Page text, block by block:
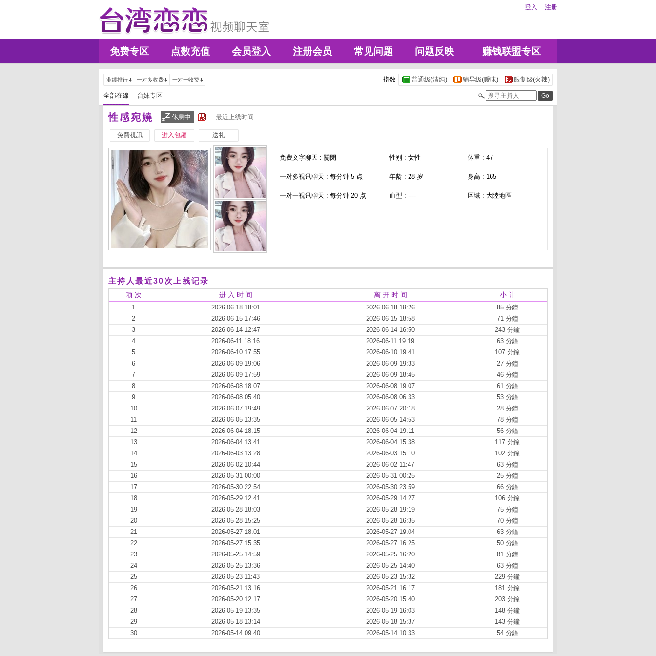
登入 注册
免费专区 点数充值 会员登入 注册会员 常见问题 问题反映 赚钱联盟专区
业绩排行 一对多收费 一对一收费 指数 普通级(清纯) 辅导级(暧昧) 限制级(火辣)
全部在線 台妹专区
性感宛嬈 休息中 最近上线时间 :
免費視訊 进入包厢 送礼
免费文字聊天 : 關閉
一对多视讯聊天 : 每分钟 5 点
一对一视讯聊天 : 每分钟 20 点
性别 : 女性 体重 : 47
年龄 : 28 岁 身高 : 165
血型 : ---- 区域 : 大陸地區
主持人最近30次上线记录
项 次 进 入 时 间 离 开 时 间 小 计
1 2026-06-18 18:01 2026-06-18 19:26
85 分鐘
2
2026-06-15 17:46 2026-06-15 18:58
71 分鐘
3
2026-06-14 12:47 2026-06-14 16:50
243 分鐘
4
2026-06-11 18:16 2026-06-11 19:19
63 分鐘
5
2026-06-10 17:55 2026-06-10 19:41
107 分鐘
6
2026-06-09 19:06 2026-06-09 19:33
27 分鐘
7
2026-06-09 17:59 2026-06-09 18:45
46 分鐘
8
2026-06-08 18:07 2026-06-08 19:07
61 分鐘
9
2026-06-08 05:40 2026-06-08 06:33
53 分鐘
10
2026-06-07 19:49 2026-06-07 20:18
28 分鐘
11
2026-06-05 13:35 2026-06-05 14:53
78 分鐘
12
2026-06-04 18:15 2026-06-04 19:11
56 分鐘
13
2026-06-04 13:41 2026-06-04 15:38
117 分鐘
14
2026-06-03 13:28 2026-06-03 15:10
102 分鐘
15
2026-06-02 10:44 2026-06-02 11:47
63 分鐘
16
2026-05-31 00:00 2026-05-31 00:25
25 分鐘
17
2026-05-30 22:54 2026-05-30 23:59
66 分鐘
18
2026-05-29 12:41 2026-05-29 14:27
106 分鐘
19
2026-05-28 18:03 2026-05-28 19:19
75 分鐘
20
2026-05-28 15:25 2026-05-28 16:35
70 分鐘
21
2026-05-27 18:01 2026-05-27 19:04
63 分鐘
22
2026-05-27 15:35 2026-05-27 16:25
50 分鐘
23
2026-05-25 14:59 2026-05-25 16:20
81 分鐘
24
2026-05-25 13:36 2026-05-25 14:40
63 分鐘
25
2026-05-23 11:43 2026-05-23 15:32
229 分鐘
26
2026-05-21 13:16 2026-05-21 16:17
181 分鐘
27
2026-05-20 12:17 2026-05-20 15:40
203 分鐘
28
2026-05-19 13:35 2026-05-19 16:03
148 分鐘
29
2026-05-18 13:14 2026-05-18 15:37
143 分鐘
30
2026-05-14 09:40 2026-05-14 10:33 54 分鐘